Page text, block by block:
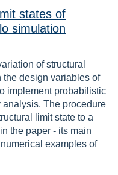
states of
simulation
of structural
design variables of
implement probabilistic
The procedure
limit state to a
the paper - its main
examples of